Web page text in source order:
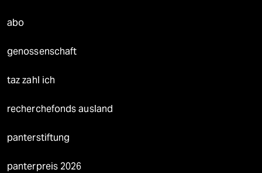
abo
genossenschaft
taz zahl ich
recherchefonds ausland
panterstiftung
panterpreis 2026